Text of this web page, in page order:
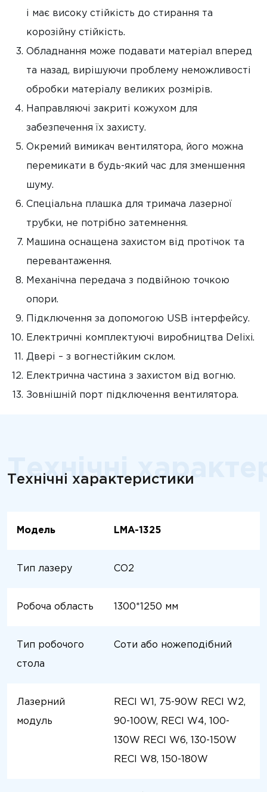
і має високу стійкість до стирання та
корозійну стійкість.
Обладнання може подавати матеріал вперед
та назад, вирішуючи проблему неможливості
обробки матеріалу великих розмірів.
Направляючі закриті кожухом для
забезпечення їх захисту.
Окремий вимикач вентилятора, його можна
перемикати в будь-який час для зменшення
шуму.
Спеціальна плашка для тримача лазерної
трубки, не потрібно затемнення.
Машина оснащена захистом від протічок та
перевантаження.
Механічна передача з подвійною точкою
опори.
Підключення за допомогою USB інтерфейсу.
Електричні комплектуючі виробництва Delixi.
Двері – з вогнестійким склом.
Електрична частина з захистом від вогню.
Зовнішній порт підключення вентилятора.
Технічні
Технічні характеристики
Модель LMA-1325
Тип лазеру СО2
Робоча область 1300*1250 мм
Тип робочого
стола
Соти або ножеподібний
Лазерний
модуль
RECI W1, 75-90W RECI W2,
90-100W, RECI W4, 100-
130W RECI W6, 130-150W
RECI W8, 150-180W